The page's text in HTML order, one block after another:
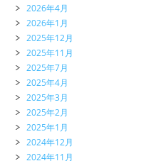
2026年4月
2026年1月
2025年12月
2025年11月
2025年7月
2025年4月
2025年3月
2025年2月
2025年1月
2024年12月
2024年11月